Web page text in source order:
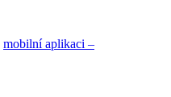
mobilní aplikaci –